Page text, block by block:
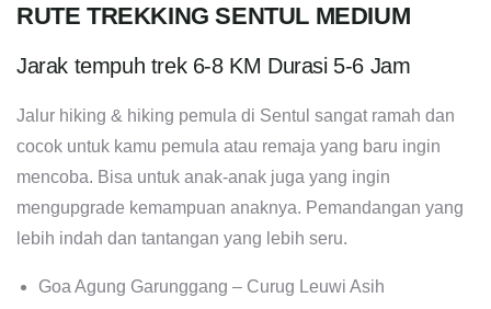
RUTE TREKKING SENTUL MEDIUM
Jarak tempuh trek 6-8 KM Durasi 5-6 Jam
Jalur hiking & hiking pemula di Sentul sangat ramah dan
cocok untuk kamu pemula atau remaja yang baru ingin
mencoba. Bisa untuk anak-anak juga yang ingin
mengupgrade kemampuan anaknya. Pemandangan yang
lebih indah dan tantangan yang lebih seru.
Goa Agung Garunggang – Curug Leuwi Asih